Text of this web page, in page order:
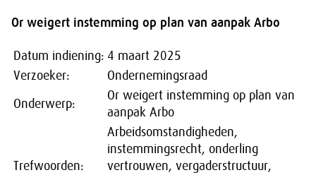
Or weigert instemming op plan van aanpak Arbo
Datum indiening: 4 maart 2025
Verzoeker:
Ondernemingsraad
Onderwerp:
Or weigert instemming op plan van
aanpak Arbo
Trefwoorden:
Arbeidsomstandigheden,
instemmingsrecht, onderling
vertrouwen, vergaderstructuur,